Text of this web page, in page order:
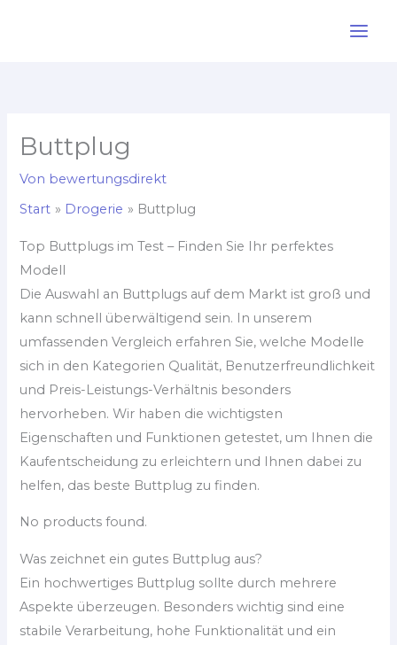
Buttplug
Von bewertungsdirekt
Start
Drogerie Buttplug
Top Buttplugs im Test – Finden Sie Ihr perfektes
Modell
Die Auswahl an Buttplugs auf dem Markt ist groß und
kann schnell überwältigend sein. In unserem
umfassenden Vergleich erfahren Sie, welche Modelle
sich in den Kategorien Qualität, Benutzerfreundlichkeit
und Preis-Leistungs-Verhältnis besonders
hervorheben. Wir haben die wichtigsten
Eigenschaften und Funktionen getestet, um Ihnen die
Kaufentscheidung zu erleichtern und Ihnen dabei zu
helfen, das beste Buttplug zu finden.
No products found.
Was zeichnet ein gutes Buttplug aus?
Ein hochwertiges Buttplug sollte durch mehrere
Aspekte überzeugen. Besonders wichtig sind eine
stabile Verarbeitung, hohe Funktionalität und ein